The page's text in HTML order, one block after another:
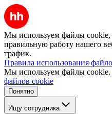
Мы используем файлы cookie,
правильную работу нашего
трафик.
Правила использования
Мы используем файлы cookie.
файлов cookie
Понятно
Ищу сотрудника